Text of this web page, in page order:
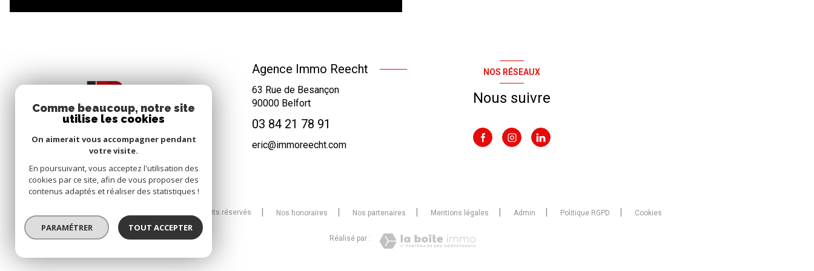
Agence Immo Reecht
63 Rue de Besançon
90000 Belfort
03 84 21 78 91
eric@immoreecht.com
NOS RÉSEAUX
Nous suivre
© 2026 | Tous droits réservés Nos honoraires Nos partenaires Mentions légales Admin Politique RGPD Cookies
Réalisé par :
Comme beaucoup, notre site
utilise les cookies
On aimerait vous accompagner pendant
votre visite.
En poursuivant, vous acceptez l'utilisation des
cookies par ce site, afin de vous proposer des
contenus adaptés et réaliser des statistiques !
PARAMÉTRER TOUT ACCEPTER